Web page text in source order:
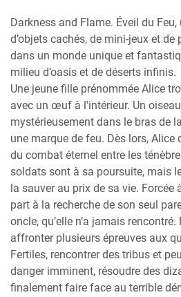
Darkness and Flame. Éveil du
d’objets cachés, de mini-jeux et
dans un monde unique et
milieu d’oasis et de déserts infinis.
Une jeune fille prénommée Alice
avec un œuf à l'intérieur. Un
mystérieusement dans le bras de
une marque de feu. Dès lors, Alice
du combat éternel entre les
soldats sont à sa poursuite, mais
la sauver au prix de sa vie. Forcée
part à la recherche de son seul
oncle, qu’elle n’a jamais
affronter plusieurs épreuves aux
Fertiles, rencontrer des tribus et
danger imminent, résoudre des
finalement faire face au terrible